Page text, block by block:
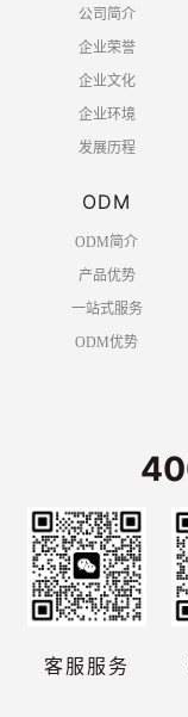
公司简介
企业荣誉
企业文化
企业环境
发展历程
ODM
ODM简介
产品优势
一站式服务
ODM优势
客服服务